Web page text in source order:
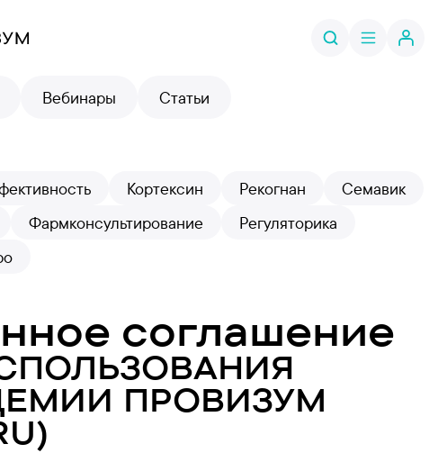
Вебинары Статьи
Кортексин Рекогнан
Семавик
Фармконсультирование
Регуляторика
соглашение
ПРОВИЗУМ